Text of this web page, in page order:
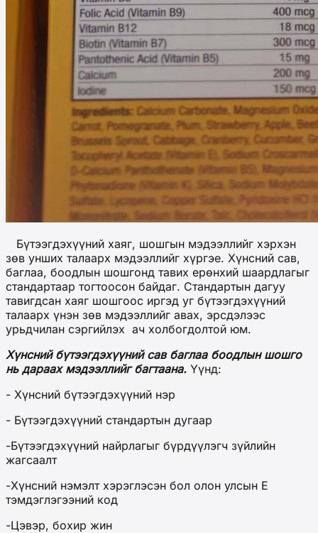
Бүтээгдэхүүний хаяг, шошгын мэдээллийг хэрхэн
зөв унших талаарх мэдээллийг хүргэе. Хүнсний сав,
баглаа, боодлын шошгонд тавих ерөнхий шаардлагыг
стандартаар тогтоосон байдаг. Стандартын дагуу
тавигдсан хаяг шошгоос иргэд уг бүтээгдэхүүний
талаарх үнэн зөв мэдээллийг авах, эрсдэлээс
урьдчилан сэргийлэх ач холбогдолтой юм.
Хүнсний бүтээгдэхүүний сав баглаа боодлын шошго
нь дараах мэдээллийг багтаана. Үүнд:
- Хүнсний бүтээгдэхүүний нэр
- Бүтээгдэхүүний стандартын дугаар
-Бүтээгдэхүүний найрлагыг бүрдүүлэгч зүйлийн
жагсаалт
-Хүнсний нэмэлт хэрэглэсэн бол олон улсын Е
тэмдэглэгээний код
-Цэвэр, бохир жин